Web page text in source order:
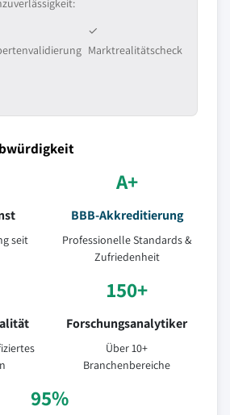
✓
Marktrealitätscheck
seit
A+
BBB-Akkreditierung
Professionelle Standards &
Zufriedenheit
150+
Forschungsanalytiker
Über 10+
Branchenbereiche
95%